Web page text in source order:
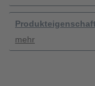
mehr